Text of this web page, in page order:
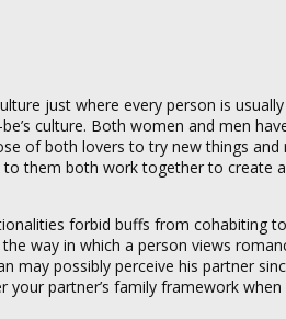
just where every person is
culture. Both women and men
of both lovers to try new things and
to them both work together to create
forbid buffs from cohabiting
way in which a person views
may possibly perceive his partner
partner’s family framework